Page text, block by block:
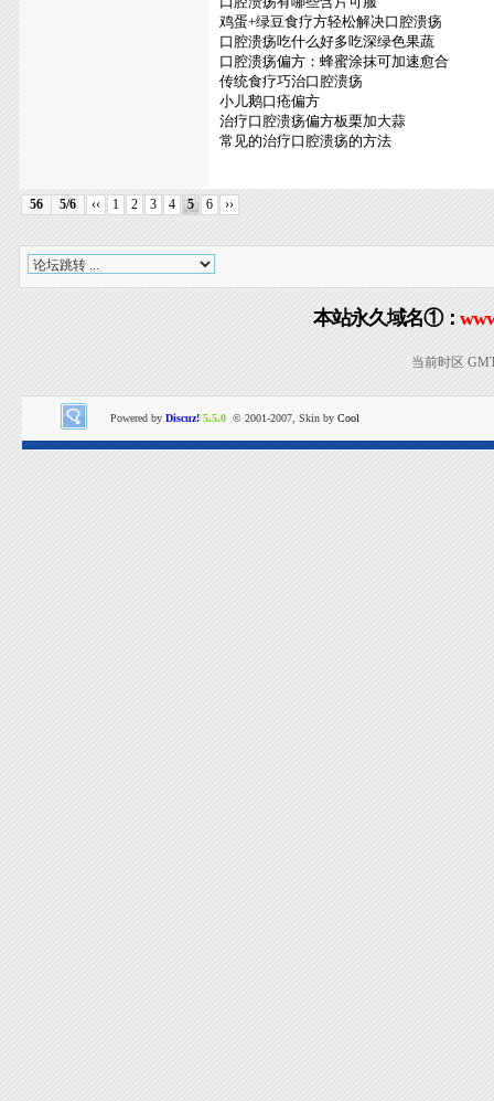
鸡蛋+绿豆食疗方轻松解决口腔溃疡
口腔溃疡吃什么好多吃深绿色果蔬
口腔溃疡偏方：蜂蜜涂抹可加速愈合
传统食疗巧治口腔溃疡
小儿鹅口疮偏方
治疗口腔溃疡偏方板栗加大蒜
常见的治疗口腔溃疡的方法
56 5/6 ‹‹ 1 2 3 4 5 6 ››
本站永久域名①：
当前时区
Powered by Discuz! 5.5.0 © 2001-2007, Skin by Cool